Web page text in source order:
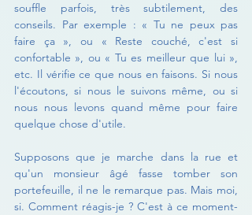
souffle parfois, très subtilement, des
conseils. Par exemple : « Tu ne peux pas
faire ça », ou « Reste couché, c'est si
confortable », ou « Tu es meilleur que lui »,
etc. Il vérifie ce que nous en faisons. Si nous
l'écoutons, si nous le suivons même, ou si
nous nous levons quand même pour faire
quelque chose d'utile.
Supposons que je marche dans la rue et
qu'un monsieur âgé fasse tomber son
portefeuille, il ne le remarque pas. Mais moi,
si. Comment réagis-je ? C'est à ce moment-